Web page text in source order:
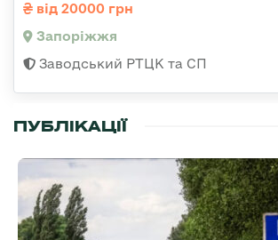
від 20000 грн
Запоріжжя
Заводський РТЦК та СП
ПУБЛІКАЦІЇ